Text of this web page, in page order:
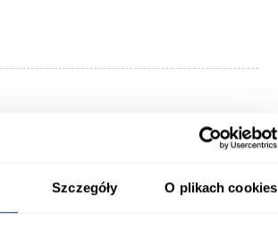
Szczegóły O plikach cookies